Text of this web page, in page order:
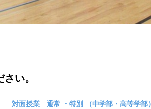
い。
対面授業 通常 ・特別 （中学部・高等学部）